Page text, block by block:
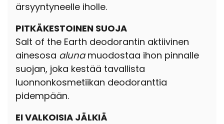
ärsyyntyneelle iholle.
PITKÄKESTOINEN SUOJA
Salt of the Earth deodorantin aktiivinen
ainesosa alunamuodostaa ihon pinnalle
suojan, joka kestää tavallista
luonnonkosmetiikan deodoranttia
pidempään.
EI VALKOISIA JÄLKIÄ